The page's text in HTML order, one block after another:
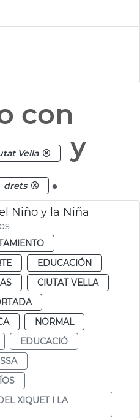
con
Vella
y
drets .
Niño y la Niña
EDUCACIÓN
CIUTAT VELLA
NORMAL
EDUCACIÓ
XIQUET I LA